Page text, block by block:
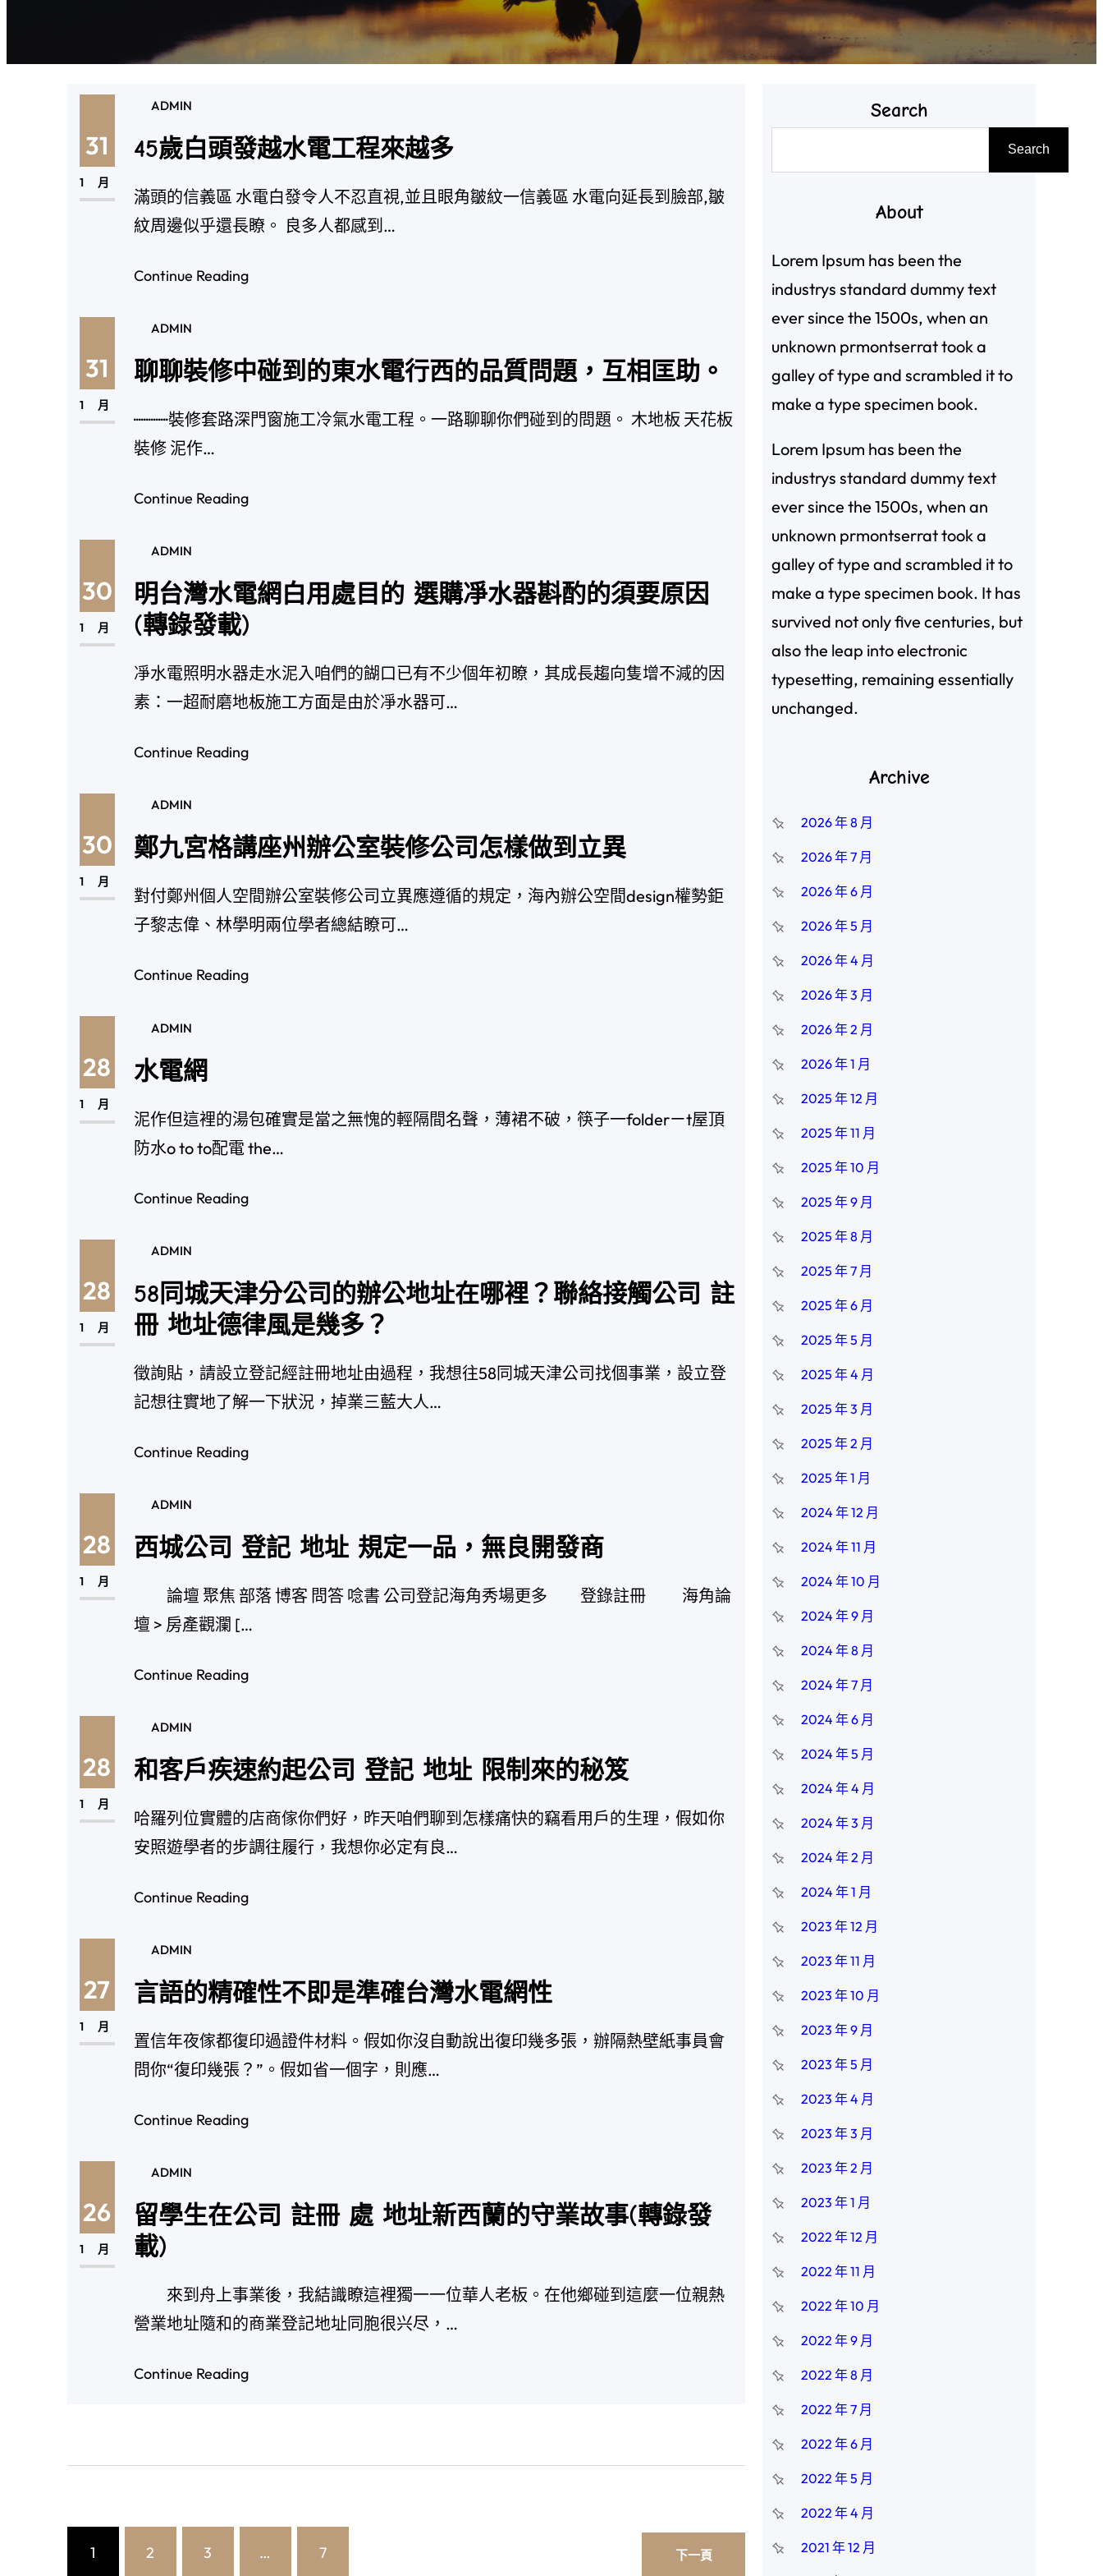
31
1 月
ADMIN
45歲白頭發越水電工程來越多
滿頭的信義區 水電白發令人不忍直視,並且眼角皺紋一信義區 水電向延長到臉部,皺
紋周邊似乎還長瞭。 良多人都感到…
Continue Reading
31
1 月
ADMIN
聊聊裝修中碰到的東水電行西的品質問題，互相匡助。
··············裝修套路深門窗施工冷氣水電工程。一路聊聊你們碰到的問題。 木地板 天花板
裝修 泥作…
Continue Reading
30
1 月
ADMIN
明台灣水電網白用處目的 選購凈水器斟酌的須要原因
(轉錄發載)
凈水電照明水器走水泥入咱們的餬口已有不少個年初瞭，其成長趨向隻增不減的因
素：一超耐磨地板施工方面是由於凈水器可…
Continue Reading
30
1 月
ADMIN
鄭九宮格講座州辦公室裝修公司怎樣做到立異
對付鄭州個人空間辦公室裝修公司立異應遵循的規定，海內辦公空間design權勢鉅
子黎志偉、林學明兩位學者總結瞭可…
Continue Reading
28
1 月
ADMIN
水電網
泥作但這裡的湯包確實是當之無愧的輕隔間名聲，薄裙不破，筷子一folderㄧt屋頂
防水o to to配電 the…
Continue Reading
28
1 月
ADMIN
58同城天津分公司的辦公地址在哪裡？聯絡接觸公司 註
冊 地址德律風是幾多？
徵詢貼，請設立登記經註冊地址由過程，我想往58同城天津公司找個事業，設立登
記想往實地了解一下狀況，掉業三藍大人…
Continue Reading
28
1 月
ADMIN
西城公司 登記 地址 規定一品，無良開發商
論壇 聚焦 部落 博客 問答 唸書 公司登記海角秀場更多 登錄註冊 海角論
壇 > 房產觀瀾 […
Continue Reading
28
1 月
ADMIN
和客戶疾速約起公司 登記 地址 限制來的秘笈
哈羅列位實體的店商傢你們好，昨天咱們聊到怎樣痛快的竊看用戶的生理，假如你
安照遊學者的步調往履行，我想你必定有良…
Continue Reading
27
1 月
ADMIN
言語的精確性不即是準確台灣水電網性
置信年夜傢都復印過證件材料。假如你沒自動說出復印幾多張，辦隔熱壁紙事員會
問你“復印幾張？”。假如省一個字，則應…
Continue Reading
26
1 月
ADMIN
留學生在公司 註冊 處 地址新西蘭的守業故事(轉錄發
載)
來到舟上事業後，我結識瞭這裡獨一一位華人老板。在他鄉碰到這麼一位親熱
營業地址隨和的商業登記地址同胞很兴尽，…
Continue Reading
1 2 3 … 7 下一頁
Search
尋
Search
About
Lorem Ipsum has been the
industrys standard dummy text
ever since the 1500s, when an
unknown prmontserrat took a
galley of type and scrambled it to
make a type specimen book.
Lorem Ipsum has been the
industrys standard dummy text
ever since the 1500s, when an
unknown prmontserrat took a
galley of type and scrambled it to
make a type specimen book. It has
survived not only five centuries, but
also the leap into electronic
typesetting, remaining essentially
unchanged.
Archive
2026 年 8 月
2026 年 7 月
2026 年 6 月
2026 年 5 月
2026 年 4 月
2026 年 3 月
2026 年 2 月
2026 年 1 月
2025 年 12 月
2025 年 11 月
2025 年 10 月
2025 年 9 月
2025 年 8 月
2025 年 7 月
2025 年 6 月
2025 年 5 月
2025 年 4 月
2025 年 3 月
2025 年 2 月
2025 年 1 月
2024 年 12 月
2024 年 11 月
2024 年 10 月
2024 年 9 月
2024 年 8 月
2024 年 7 月
2024 年 6 月
2024 年 5 月
2024 年 4 月
2024 年 3 月
2024 年 2 月
2024 年 1 月
2023 年 12 月
2023 年 11 月
2023 年 10 月
2023 年 9 月
2023 年 5 月
2023 年 4 月
2023 年 3 月
2023 年 2 月
2023 年 1 月
2022 年 12 月
2022 年 11 月
2022 年 10 月
2022 年 9 月
2022 年 8 月
2022 年 7 月
2022 年 6 月
2022 年 5 月
2022 年 4 月
2021 年 12 月